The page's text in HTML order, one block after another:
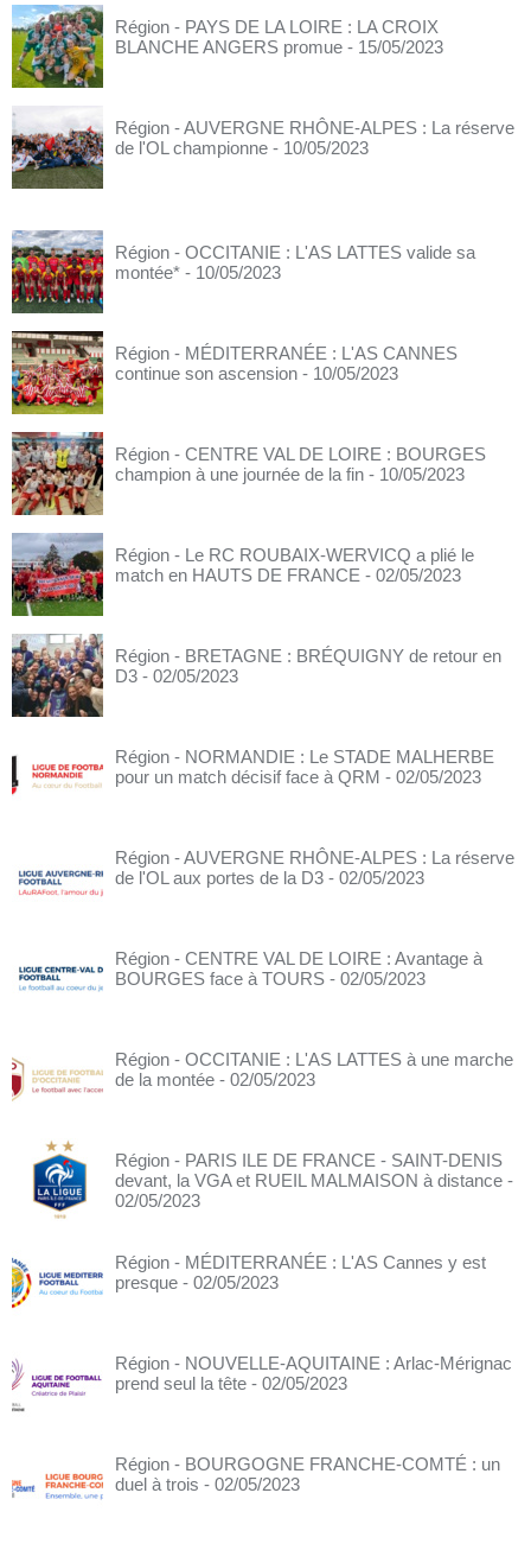
Région - PAYS DE LA LOIRE : LA CROIX
BLANCHE ANGERS promue - 15/05/2023
Région - AUVERGNE RHÔNE-ALPES : La réserve
de l'OL championne - 10/05/2023
Région - OCCITANIE : L'AS LATTES valide sa
montée* - 10/05/2023
Région - MÉDITERRANÉE : L'AS CANNES
continue son ascension - 10/05/2023
Région - CENTRE VAL DE LOIRE : BOURGES
champion à une journée de la fin - 10/05/2023
Région - Le RC ROUBAIX-WERVICQ a plié le
match en HAUTS DE FRANCE - 02/05/2023
Région - BRETAGNE : BRÉQUIGNY de retour en
D3 - 02/05/2023
Région - NORMANDIE : Le STADE MALHERBE
pour un match décisif face à QRM - 02/05/2023
Région - AUVERGNE RHÔNE-ALPES : La réserve
de l'OL aux portes de la D3 - 02/05/2023
Région - CENTRE VAL DE LOIRE : Avantage à
BOURGES face à TOURS - 02/05/2023
Région - OCCITANIE : L'AS LATTES à une marche
de la montée - 02/05/2023
Région - PARIS ILE DE FRANCE - SAINT-DENIS
devant, la VGA et RUEIL MALMAISON à distance -
02/05/2023
Région - MÉDITERRANÉE : L'AS Cannes y est
presque - 02/05/2023
Région - NOUVELLE-AQUITAINE : Arlac-Mérignac
prend seul la tête - 02/05/2023
Région - BOURGOGNE FRANCHE-COMTÉ : un
duel à trois - 02/05/2023